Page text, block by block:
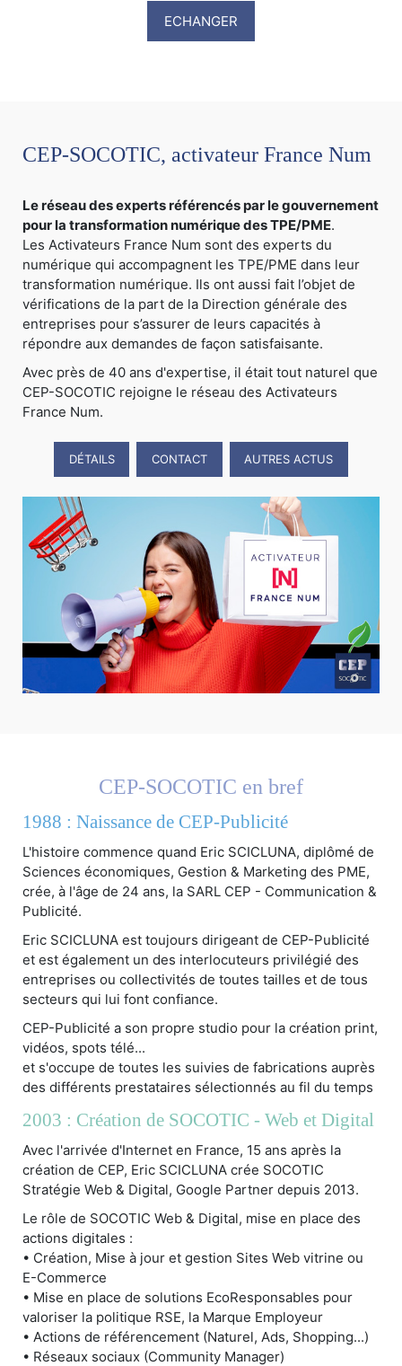
ECHANGER
CEP-SOCOTIC, activateur France Num
Le réseau des experts référencés par le gouvernement
pour la transformation numérique des TPE/PME.
Les Activateurs France Num sont des experts du
numérique qui accompagnent les TPE/PME dans leur
transformation numérique. Ils ont aussi fait l’objet de
vérifications de la part de la Direction générale des
entreprises pour s’assurer de leurs capacités à
répondre aux demandes de façon satisfaisante.
Avec près de 40 ans d'expertise, il était tout naturel que
CEP-SOCOTIC rejoigne le réseau des Activateurs
France Num.
DÉTAILS CONTACT AUTRES ACTUS
CEP-SOCOTIC en bref
1988 : Naissance de CEP-Publicité
L'histoire commence quand Eric SCICLUNA, diplômé de
Sciences économiques, Gestion & Marketing des PME,
crée, à l'âge de 24 ans, la SARL CEP - Communication &
Publicité.
Eric SCICLUNA est toujours dirigeant de CEP-Publicité
et est également un des interlocuteurs privilégié des
entreprises ou collectivités de toutes tailles et de tous
secteurs qui lui font confiance.
CEP-Publicité a son propre studio pour la création print,
vidéos, spots télé...
et s'occupe de toutes les suivies de fabrications auprès
des différents prestataires sélectionnés au fil du temps
2003 : Création de SOCOTIC - Web et Digital
Avec l'arrivée d'Internet en France, 15 ans après la
création de CEP, Eric SCICLUNA crée SOCOTIC
Stratégie Web & Digital, Google Partner depuis 2013.
Le rôle de SOCOTIC Web & Digital, mise en place des
actions digitales :
• Création, Mise à jour et gestion Sites Web vitrine ou
E-Commerce
• Mise en place de solutions EcoResponsables pour
valoriser la politique RSE, la Marque Employeur
• Actions de référencement (Naturel, Ads, Shopping...)
• Réseaux sociaux (Community Manager)